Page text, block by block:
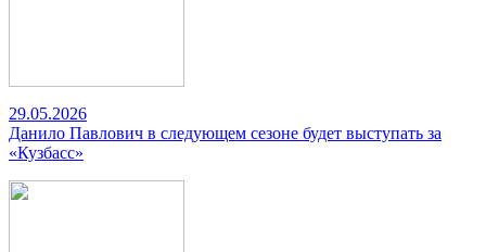
29.05.2026
Данило Павлович в следующем сезоне будет выступать за
«Кузбасс»